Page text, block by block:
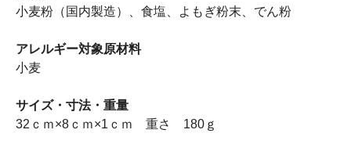
小麦粉（国内製造）、食塩、よもぎ粉末、でん粉
アレルギー対象原材料
小麦
サイズ・寸法・重量
32ｃｍ×8ｃｍ×1ｃｍ 重さ 180ｇ